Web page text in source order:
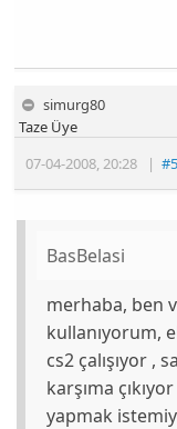
simurg80
07-04-2008,20:28 |#5
Taze Üye
BasBelasi
merhaba, ben
kullanıyorum,
cs2 çalışıyor ,
karşıma
yapmak